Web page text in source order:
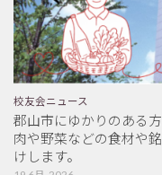
校友会ニュース
郡山市にゆかりのある
肉や野菜などの食材や
けします。